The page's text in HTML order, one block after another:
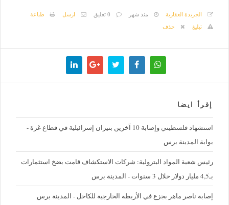
الجريدة العقارية منذ شهر 0 تعليق ارسل
طباعة
تبليغ
حذف
إقرأ ايضا
استشهاد فلسطيني وإصابة 10 آخرين بنيران إسرائيلية في قطاع غزة -
بوابة المدينة برس
رئيس شعبة المواد البترولية: شركات الاستكشاف قامت بضخ استثمارات
بـ4,5 مليار دولار خلال 3 سنوات - المدينة برس
إصابة ناصر ماهر بجزع في الأربطة الخارجية للكاحل - المدينة برس